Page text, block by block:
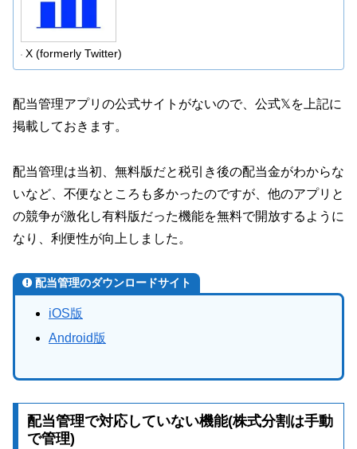
X (formerly Twitter)
配当管理アプリの公式サイトがないので、公式𝕏を上記に
掲載しておきます。
配当管理は当初、無料版だと税引き後の配当金がわからな
いなど、不便なところも多かったのですが、他のアプリと
の競争が激化し有料版だった機能を無料で開放するように
なり、利便性が向上しました。
配当管理のダウンロードサイト
iOS版
Android版
配当管理で対応していない機能(株式分割は手動
で管理)